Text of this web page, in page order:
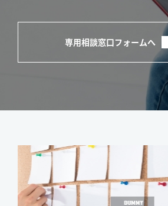
専用相談窓口フォームへ